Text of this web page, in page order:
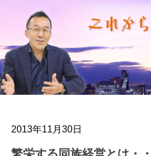
2013年11月30日